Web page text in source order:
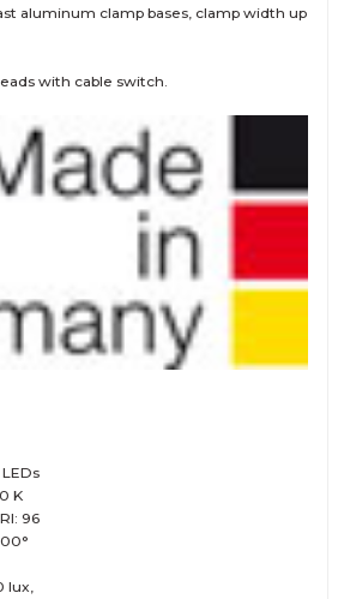
aluminum clamp bases, clamp width up
with cable switch.
K
96
lux,